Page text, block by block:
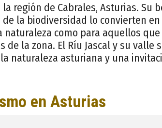
región de Cabrales, Asturias. Su
la biodiversidad lo convierten
como para aquellos que
la zona. El Ríu Jascal y su valle
naturaleza asturiana y una